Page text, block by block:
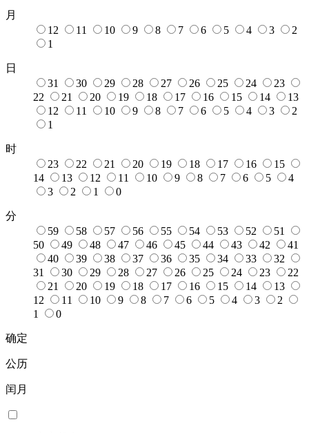
月
12
11 10 9 8 7 6 5 4 3
2
1
日
31
30 29 28 27 26 25 24
23
22
21 20 19 18 17 16 15 14
13
12
11 10 9 8 7 6 5 4 3
2
1
时
23
22 21 20 19 18 17 16
15
14
13 12 11 10 9 8 7 6 5
4
3
2 1 0
分
59
58 57 56 55 54 53 52
51
50
49 48 47 46 45 44 43 42
41
40
39 38 37 36 35 34 33
32
31
30 29 28 27 26 25 24 23
22
21
20 19 18 17 16 15 14
13
12
11 10 9 8 7 6 5 4 3
2
1
0
确定
公历
闰月